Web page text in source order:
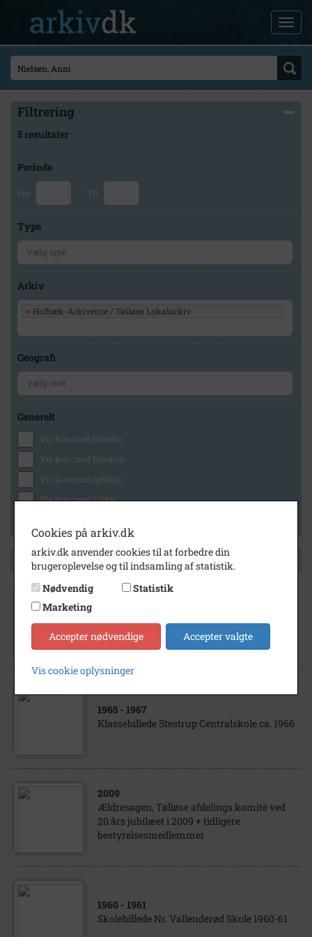
Filtrering
5 resultater
Periode
Fra Til
Type
Arkiv
× Holbæk-Arkiverne / Tølløse Lokalarkiv
Geografi
Generelt
Vis kun med billeder
Vis kun med filmklip
Vis kun med lydklip
Vis kun med kilder
Side 1 af 1
Gymnastikforening. Håndboldhold damer
1965 - 1967
Klassebillede Stestrup Centralskole ca. 1966
2009
Ældresagen, Tølløse afdelings komité ved
20 års jubilæet i 2009 + tidligere
bestyrelsesmedlemmer
1960 - 1961
Skolebillede Nr. Vallenderød Skole 1960-61
Cookies på arkiv.dk
arkiv.dk anvender cookies til at forbedre din
brugeroplevelse og til indsamling af statistik.
Nødvendig
Statistik
Marketing
Accepter nødvendige Accepter valgte
Vis cookie oplysninger